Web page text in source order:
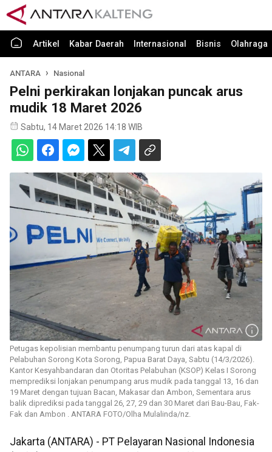
Artikel Kabar Daerah Internasional Bisnis Olahraga
ANTARA Nasional
Pelni perkirakan lonjakan puncak arus
mudik 18 Maret 2026
Sabtu, 14 Maret 2026 14:18 WIB
Petugas kepolisian membantu penumpang turun dari atas kapal di
Pelabuhan Sorong Kota Sorong, Papua Barat Daya, Sabtu (14/3/2026).
Kantor Kesyahbandaran dan Otoritas Pelabuhan (KSOP) Kelas I Sorong
memprediksi lonjakan penumpang arus mudik pada tanggal 13, 16 dan
19 Maret dengan tujuan Bacan, Makasar dan Ambon, Sementara arus
balik diprediksi pada tanggal 26, 27, 29 dan 30 Maret dari Bau-Bau, Fak-
Fak dan Ambon . ANTARA FOTO/Olha Mulalinda/nz.
Jakarta (ANTARA) - PT Pelayaran Nasional Indonesia